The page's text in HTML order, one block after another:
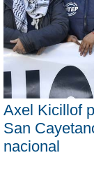
Axel Kicillof
San
nacional